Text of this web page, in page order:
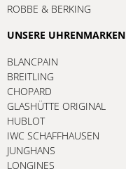
ROBBE & BERKING
UNSERE UHRENMARKEN
BLANCPAIN
BREITLING
CHOPARD
GLASHÜTTE ORIGINAL
HUBLOT
IWC SCHAFFHAUSEN
JUNGHANS
LONGINES